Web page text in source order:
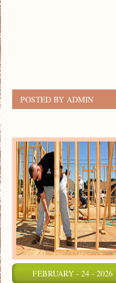
POSTED BY ADMIN
FEBRUARY - 24 - 2026